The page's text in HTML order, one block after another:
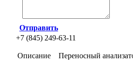
Отправить
+7 (845) 249-63-11
Описание Переносный